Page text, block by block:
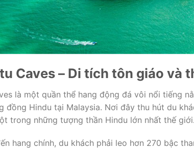
Caves – Di tích tôn giáo và
là một quần thể hang động đá vôi nổi tiếng
đồng Hindu tại Malaysia. Nơi đây thu hút du
trong những tượng thần Hindu lớn nhất thế
hang chính, du khách phải leo hơn 270 bậc